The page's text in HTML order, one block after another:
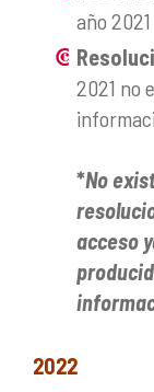
año
2021 no
*No
acceso
2022